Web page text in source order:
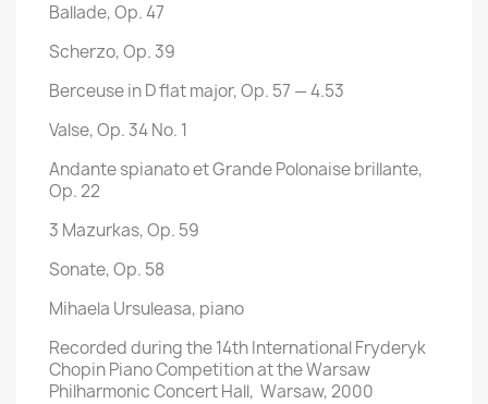
Ballade, Op. 47
Scherzo, Op. 39
Berceuse in D flat major, Op. 57 — 4.53
Valse, Op. 34 No. 1
Andante spianato et Grande Polonaise brillante,
Op. 22
3 Mazurkas, Op. 59
Sonate, Op. 58
Mihaela Ursuleasa, piano
Recorded during the 14th International Fryderyk
Chopin Piano Competition at the Warsaw
Philharmonic Concert Hall, Warsaw, 2000